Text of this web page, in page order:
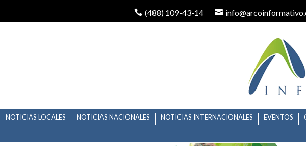
(488) 109-43-14
NOTICIAS LOCALES NOTICIAS NACIONALES NOTICIAS INTERNACIONALES EVENTOS